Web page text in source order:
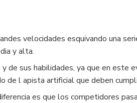
velocidades esquivando una
y alta.
de sus habilidades, ya que en este
de l apista artificial que deben
es que los competidores